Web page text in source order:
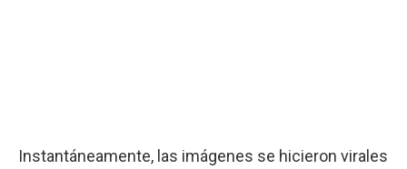
Instantáneamente, las imágenes se hicieron virales